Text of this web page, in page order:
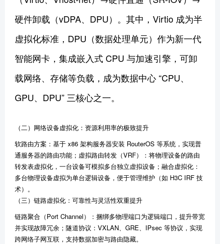
硬件卸载（vDPA、DPU）。其中，Virtio 成为半
虚拟化标准，DPU（数据处理单元）作为新一代
智能网卡，集成嵌入式 CPU 与加速引擎，可卸
载网络、存储等负载，成为数据中心 “CPU、
GPU、DPU” 三核心之一。
（二）网络设备虚拟化：资源利用率的极致提升
软路由方案：基于 x86 架构服务器安装 RouterOS 等系统，实现普
通服务器的路由功能；虚拟路由转发（VRF）：将物理设备的路由
转发表虚拟化，一台设备可模拟多台独立虚拟设备；融合虚拟化：
多台物理设备虚拟为单台逻辑设备，便于管理维护（如 H3C IRF 技
术）。
（三）链路虚拟化：可靠性与灵活性双重提升
链路聚合（Port Channel）：捆绑多物理端口为逻辑端口，提升带宽
并实现故障冗余；隧道协议：VXLAN、GRE、IPsec 等协议，实现
跨网络子网互联，支持数据加密与路由隐藏。